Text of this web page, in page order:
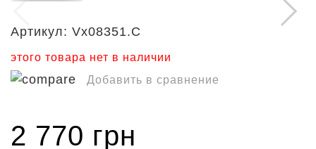
Артикул: Vx08351.C
этого товара нет в наличии
Добавить в сравнение
2 770 грн